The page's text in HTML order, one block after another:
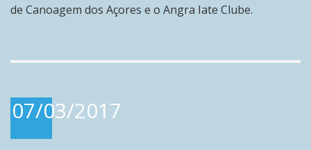
de Canoagem dos Açores e o Angra Iate Clube.
07/03/2017